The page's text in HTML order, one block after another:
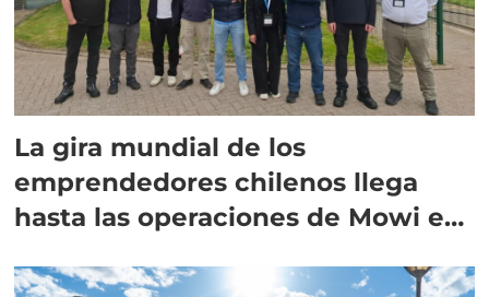
La gira mundial de los
emprendedores chilenos llega
hasta las operaciones de Mowi en